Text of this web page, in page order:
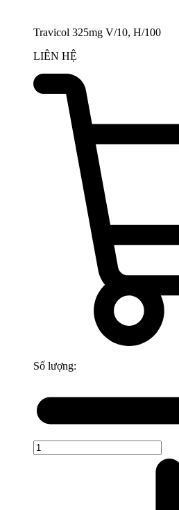
Travicol 325mg V/10, H/100
LIÊN HỆ
Số lượng: